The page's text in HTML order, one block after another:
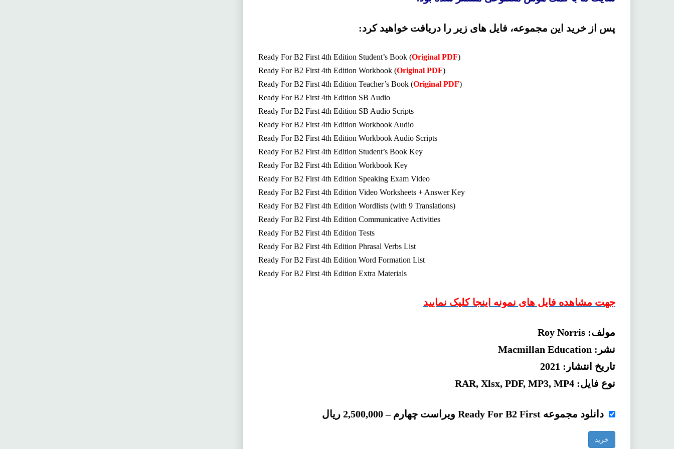
پس از خرید این مجموعه، فایل های زیر را دریافت خواهید کرد:
Ready For B2 First 4th Edition Student’s Book (Original PDF)
Ready For B2 First 4th Edition Workbook (Original PDF)
Ready For B2 First 4th Edition Teacher’s Book (Original PDF)
Ready For B2 First 4th Edition SB Audio
Ready For B2 First 4th Edition SB Audio Scripts
Ready For B2 First 4th Edition Workbook Audio
Ready For B2 First 4th Edition Workbook Audio Scripts
Ready For B2 First 4th Edition Student’s Book Key
Ready For B2 First 4th Edition Workbook Key
Ready For B2 First 4th Edition Speaking Exam Video
Ready For B2 First 4th Edition Video Worksheets + Answer Key
Ready For B2 First 4th Edition Wordlists (with 9 Translations)
Ready For B2 First 4th Edition Communicative Activities
Ready For B2 First 4th Edition Tests
Ready For B2 First 4th Edition Phrasal Verbs List
Ready For B2 First 4th Edition Word Formation List
Ready For B2 First 4th Edition Extra Materials
جهت مشاهده فایل های نمونه اینجا کلیک نمایید
مولف: Roy Norris
نشر: Macmillan Education
تاریخ انتشار: 2021
نوع فایل: RAR, Xlsx, PDF, MP3, MP4
دانلود مجموعه Ready For B2 First ویراست چهارم –2,500,000 ریال
خرید